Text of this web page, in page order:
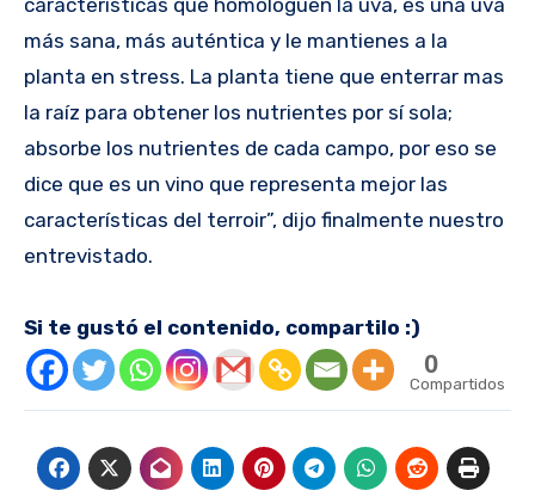
más sana, más auténtica y le mantienes a la
planta en stress. La planta tiene que enterrar mas
la raíz para obtener los nutrientes por sí sola;
absorbe los nutrientes de cada campo, por eso se
dice que es un vino que representa mejor las
características del terroir”, dijo finalmente nuestro
entrevistado.
Si te gustó el contenido, compartilo :)
0
Compartidos